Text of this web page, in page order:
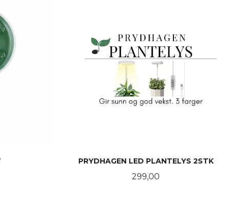
PRYDHAGEN LED PLANTELYS 2STK
Pris
299,00